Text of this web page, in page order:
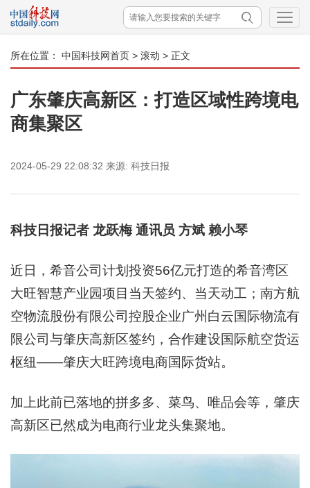
所在位置： 中国科技网首页 > 滚动 > 正文
广东肇庆高新区：打造区域性跨境电
商集聚区
2024-05-29 22:08:32 来源: 科技日报
科技日报记者 龙跃梅 通讯员 方斌 赖小琴
近日，希音公司计划投资56亿元打造的希音湾区
大旺智慧产业园项目当天签约、当天动工；南方航
空物流股份有限公司控股企业广州白云国际物流有
限公司与肇庆高新区签约，合作建设国际航空货运
枢纽——肇庆大旺跨境电商国际货站。
加上此前已落地的拼多多、菜鸟、唯品会等，肇庆
高新区已然成为电商行业龙头集聚地。